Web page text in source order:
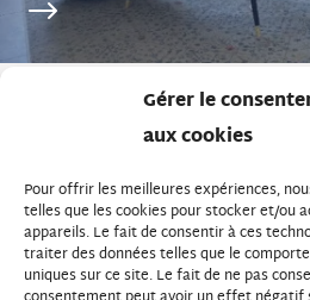
Gérer le
aux cookies
Pour offrir les meilleures expériences,
telles que les cookies pour stocker et/ou
appareils. Le fait de consentir à ces
traiter des données telles que le
uniques sur ce site. Le fait de ne pas
Kontakt
Über uns
Praktische